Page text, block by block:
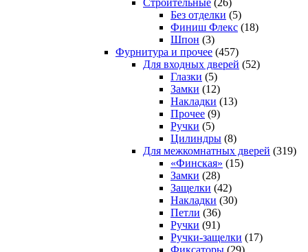
Без отделки (5)
Финиш Флекс (18)
Шпон (3)
Фурнитура и прочее (457)
Для входных дверей (52)
Глазки (5)
Замки (12)
Накладки (13)
Прочее (9)
Ручки (5)
Цилиндры (8)
Для межкомнатных дверей (319)
«Финская» (15)
Замки (28)
Защелки (42)
Накладки (30)
Петли (36)
Ручки (91)
Ручки-защелки (17)
Фиксаторы (29)